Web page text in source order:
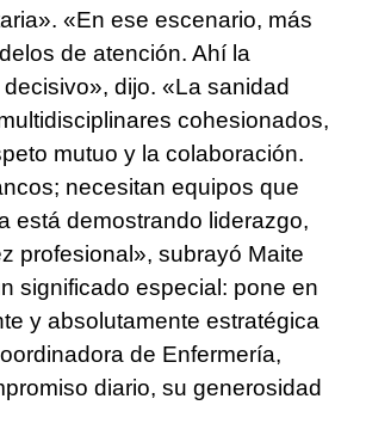
«En ese escenario, más
de atención. Ahí la
dijo. «La sanidad
cohesionados,
mutuo y la colaboración.
necesitan equipos que
está demostrando liderazgo,
profesional», subrayó Maite
significado especial: pone en
y absolutamente estratégica
de Enfermería,
diario, su generosidad